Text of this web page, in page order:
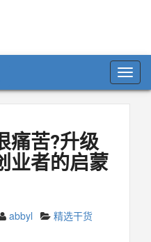
痛苦?升级
业者的启蒙
abbyl
精选干货